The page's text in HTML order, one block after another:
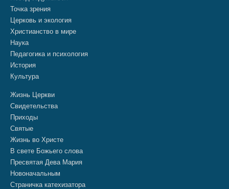
Точка зрения
Церковь и экология
Христианство в мире
Наука
Педагогика и психология
История
Культура
Жизнь Церкви
Свидетельства
Приходы
Святые
Жизнь во Христе
В свете Божьего слова
Пресвятая Дева Мария
Новоначальным
Страничка катехизатора